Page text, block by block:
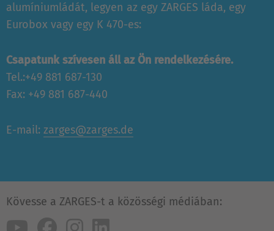
alumíniumládát, legyen az egy ZARGES láda, egy
Eurobox vagy egy K 470-es:
Csapatunk szívesen áll az Ön rendelkezésére.
Tel.:+49 881 687-130
Fax: +49 881 687-440
E-mail: zarges@zarges.de
Kövesse a ZARGES-t a közösségi médiában: